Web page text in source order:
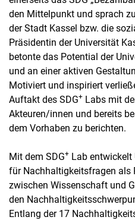
den Mittelpunkt und sprach
der Stadt Kassel bzw. die
Präsidentin der Universität
betonte das Potential der
und an einer aktiven
Motiviert und inspiriert
Auftakt des SDG+ Labs mit
Akteuren/innen und bereits
dem Vorhaben zu berichten.
Mit dem SDG+ Lab entwickelt
für Nachhaltigkeitsfragen als
zwischen Wissenschaft und
den
Entlang der 17